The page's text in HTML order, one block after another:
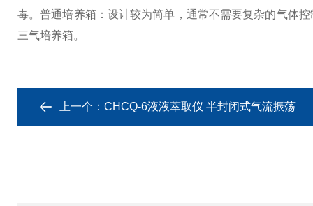
毒。普通培养箱：设计较为简单，通常不需要复杂的气体
三气培养箱。
上一个： CHCQ-6液液萃取仪 半封闭式气流振荡